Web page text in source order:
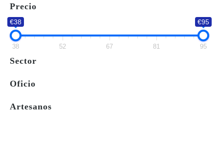
DESEOS
Precio
€38 €95
38 52 67 81 95
Sector
Oficio
Artesanos